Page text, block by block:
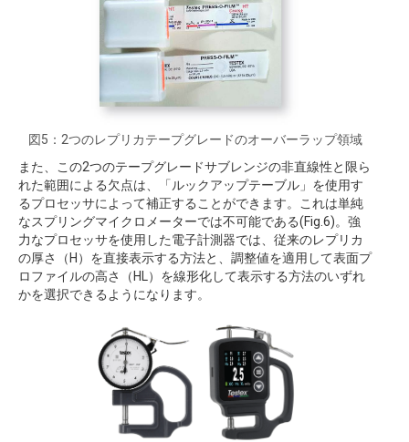
図5：2つのレプリカテープグレードのオーバーラップ領域
また、この2つのテープグレードサブレンジの非直線性と限ら
れた範囲による欠点は、「ルックアップテーブル」を使用す
るプロセッサによって補正することができます。これは単純
なスプリングマイクロメーターでは不可能である(Fig.6)。強
力なプロセッサを使用した電子計測器では、従来のレプリカ
の厚さ（H）を直接表示する方法と、調整値を適用して表面プ
ロファイルの高さ（HL）を線形化して表示する方法のいずれ
かを選択できるようになります。